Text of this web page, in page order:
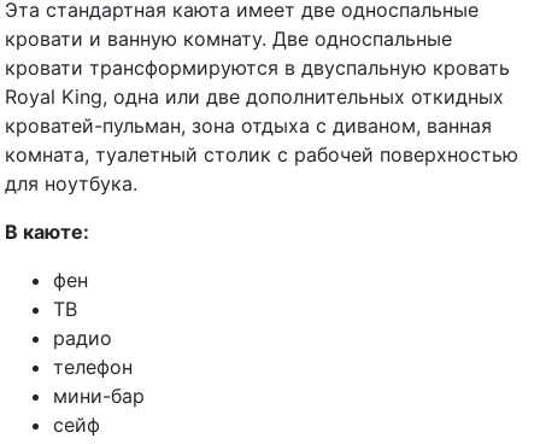
Эта стандартная каюта имеет две односпальные
кровати и ванную комнату. Две односпальные
кровати трансформируются в двуспальную кровать
Royal King, одна или две дополнительных откидных
кроватей-пульман, зона отдыха с диваном, ванная
комната, туалетный столик с рабочей поверхностью
для ноутбука.
В каюте:
фен
ТВ
радио
телефон
мини-бар
сейф